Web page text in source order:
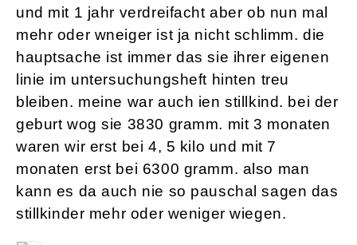
und mit 1 jahr verdreifacht aber ob nun mal
mehr oder wneiger ist ja nicht schlimm. die
hauptsache ist immer das sie ihrer eigenen
linie im untersuchungsheft hinten treu
bleiben. meine war auch ien stillkind. bei der
geburt wog sie 3830 gramm. mit 3 monaten
waren wir erst bei 4, 5 kilo und mit 7
monaten erst bei 6300 gramm. also man
kann es da auch nie so pauschal sagen das
stillkinder mehr oder weniger wiegen.